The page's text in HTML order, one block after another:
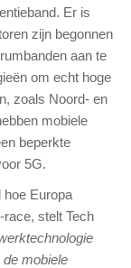
Er is
zijn begonnen
aan te
om echt hoge
zoals Noord- en
mobiele
beperkte
5G.
hoe Europa
stelt Tech
de mobiele